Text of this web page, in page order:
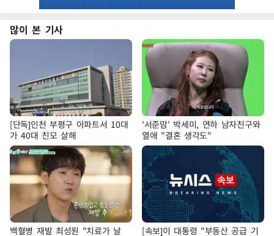
많이 본 기사
[단독]인천 부평구 아파트서 10대
가 40대 친모 살해
'서준맘' 박세미, 연하 남자친구와
열애 "결혼 생각도"
백혈병 재발 최성원 "치료가 날
[속보]이 대통령 "부동산 공급 기